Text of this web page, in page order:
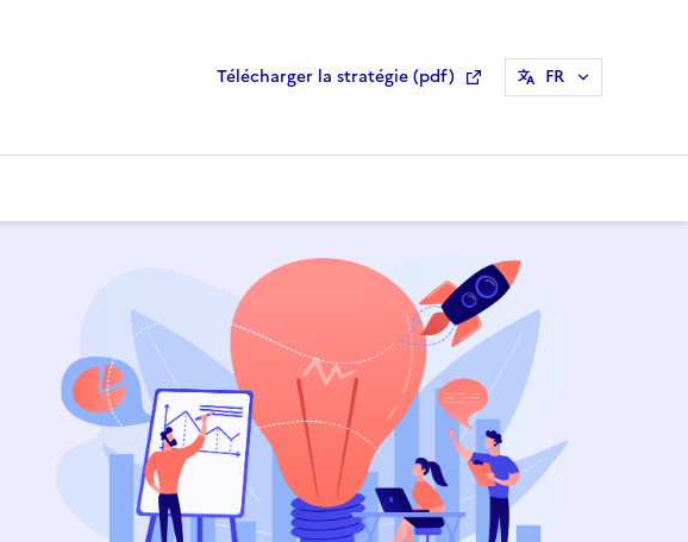
Télécharger la stratégie (pdf) FR